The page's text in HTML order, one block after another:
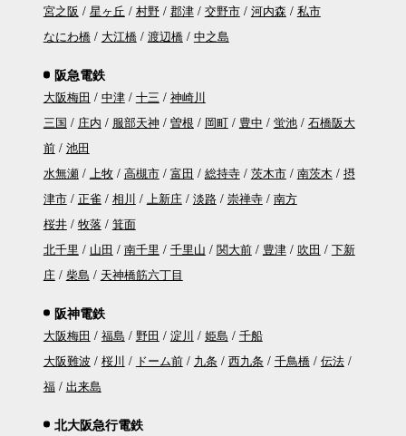
宮之阪
星ヶ丘 村野 郡津 交野市 河内森
私市
なにわ橋
大江橋 渡辺橋 中之島
阪急電鉄
大阪梅田 中津 十三
神崎川
三国
庄内 服部天神 曽根 岡町 豊中 蛍池
石橋阪大
前
池田
水無瀬
上牧 高槻市 富田 総持寺 茨木市 南茨木
摂
津市
正雀 相川 上新庄 淡路 崇禅寺
南方
桜井
牧落
箕面
北千里
山田 南千里 千里山 関大前 豊津 吹田
下新
庄
柴島 天神橋筋六丁目
阪神電鉄
大阪梅田 福島 野田 淀川 姫島
千船
大阪難波
桜川 ドーム前 九条 西九条 千鳥橋
伝法
福
出来島
北大阪急行電鉄